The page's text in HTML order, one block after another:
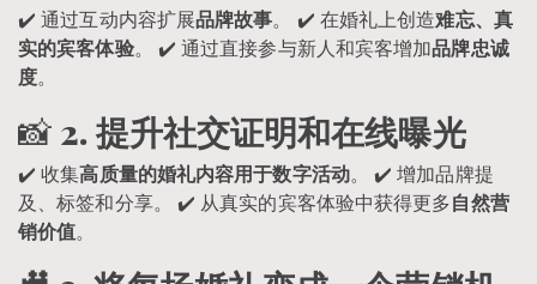
✔️ 通过互动内容扩展品牌故事。 ✔️ 在婚礼上创造难忘、真
实的宾客体验。 ✔️ 通过直接参与新人和宾客增加品牌忠诚
度。
📸 2. 提升社交证明和在线曝光
✔️ 收集高质量的婚礼内容用于数字活动。 ✔️ 增加品牌提
及、标签和分享。 ✔️ 从真实的宾客体验中获得更多自然营
销价值。